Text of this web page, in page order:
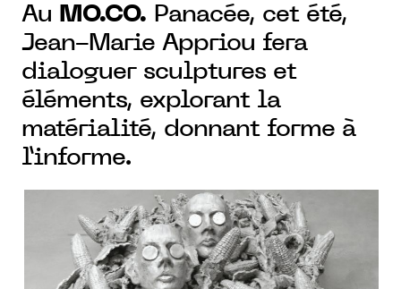
Au MO.CO. Panacée, cet été,
Jean-Marie Appriou fera
dialoguer sculptures et
éléments, explorant la
matérialité, donnant forme à
l’informe.